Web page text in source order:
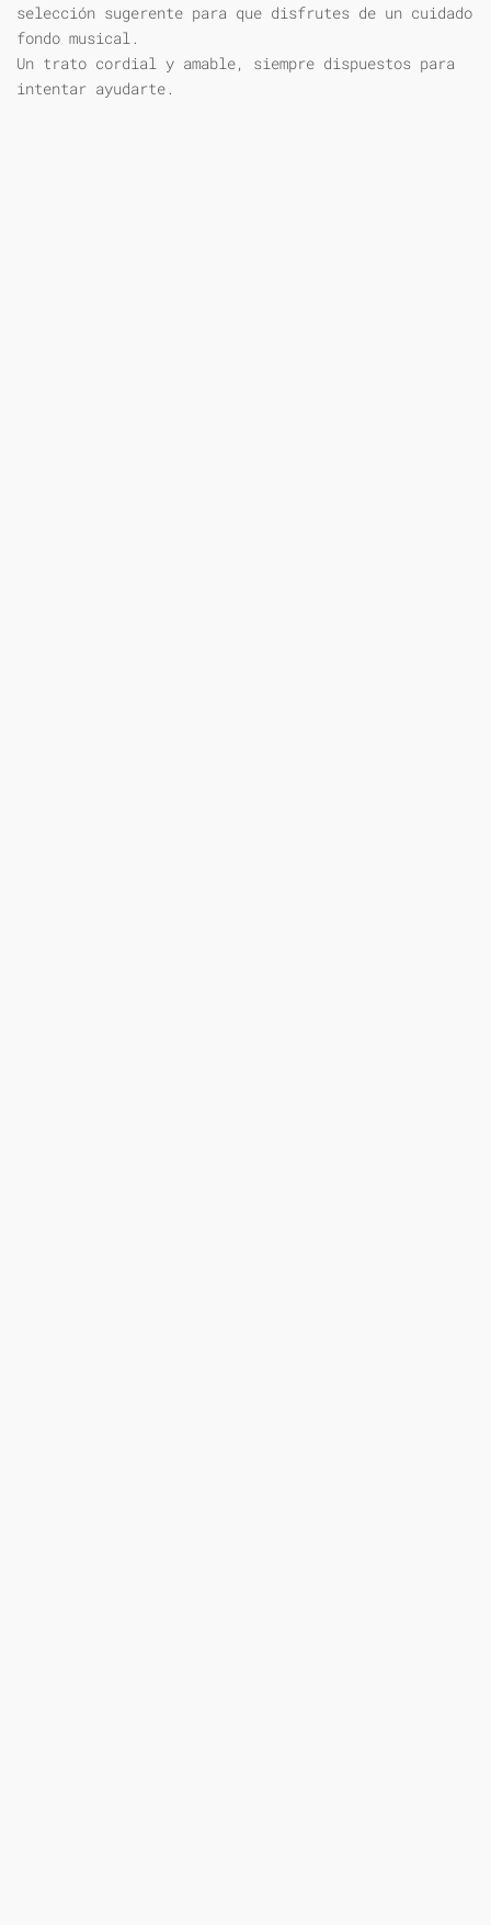
selección sugerente para que disfrutes de un cuidado
fondo musical.
Un trato cordial y amable, siempre dispuestos para
intentar ayudarte.